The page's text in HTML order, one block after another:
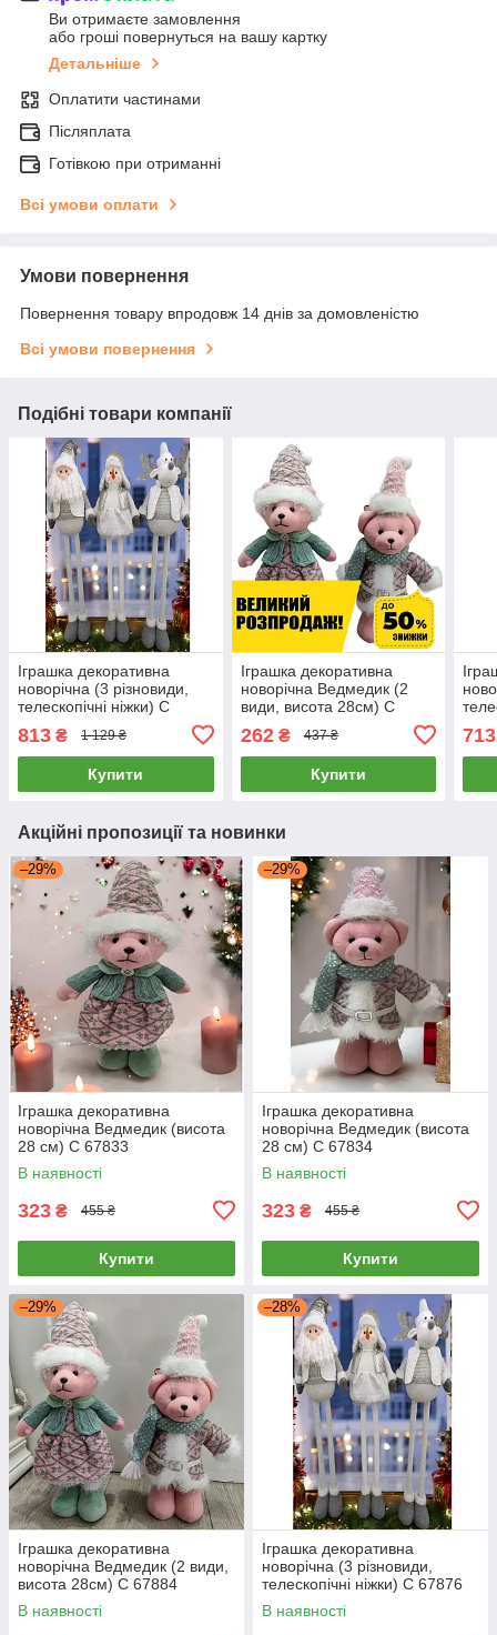
Ви отримаєте замовлення
або гроші повернуться на вашу картку
Детальніше
Оплатити частинами
Післяплата
Готівкою при отриманні
Всі умови оплати
Умови повернення
Повернення товару впродовж 14 днів за домовленістю
Всі умови повернення
Подібні товари компанії
Іграшка декоративна
новорічна (3 різновиди,
телескопічні ніжки) C
813 ₴ 1 129 ₴
Купити
Іграшка декоративна
новорічна Ведмедик (2
види, висота 28см) C
262₴ 437 ₴
Купити
713
Акційні пропозиції та новинки
–29%
Іграшка декоративна
новорічна Ведмедик (висота
28 см) C 67833
В наявності
323 ₴ 455 ₴
Купити
–29%
Іграшка декоративна
новорічна Ведмедик (висота
28 см) C 67834
В наявності
323 ₴ 455 ₴
Купити
–29%
Іграшка декоративна
новорічна Ведмедик (2 види,
висота 28см) C 67884
В наявності
–28%
Іграшка декоративна
новорічна (3 різновиди,
телескопічні ніжки) C 67876
В наявності